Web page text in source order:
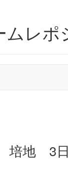
ムレポ
培地 3